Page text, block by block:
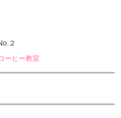
２
ーヒー教室